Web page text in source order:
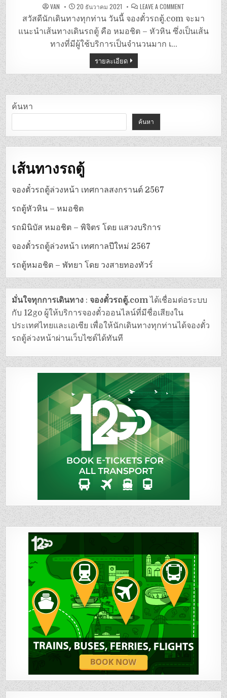
VAN 20 ธันวาคม 2021 LEAVE A COMMENT
ตู้
หมอชิต-
หัวหิน
สวัสดีนักเดินทางทุกท่าน วันนี้ จองตั๋วรถตู้.com จะมา
แนะนำเส้นทางเดินรถตู้ คือ หมอชิต – หัวหิน ซึ่งเป็นเส้น
ทางที่มีผู้ใช้บริการเป็นจำนวนมาก เ…
รายละเอียด
ค้นหา
ค้นหา
เส้นทางรถตู้
จองตั๋วรถตู้ล่วงหน้า เทศกาลสงกรานต์ 2567
รถตู้หัวหิน – หมอชิต
รถมินิบัส หมอชิต – พิจิตร โดย แสวงบริการ
จองตั๋วรถตู้ล่วงหน้า เทศกาลปีใหม่ 2567
รถตู้หมอชิต – พัทยา โดย วงสายทองทัวร์
มั่นใจทุกการเดินทาง :จองตั๋วรถตู้.comได้เชื่อมต่อระบบ
กับ 12go ผู้ให้บริการจองตั๋วออนไลน์ที่มีชื่อเสียงใน
ประเทศไทยและเอเซีย เพื่อให้นักเดินทางทุกท่านได้จองตั๋ว
รถตู้ล่วงหน้าผ่านเว็บไซต์ได้ทันที